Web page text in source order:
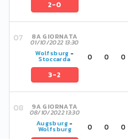
2-0
8A GIORNATA
01/10/2022 13:30
Wolfsburg -
Stoccarda
3-2
0 0 0
9A GIORNATA
08/10/2022 13:30
Augsburg-
Wolfsburg 0 0 0